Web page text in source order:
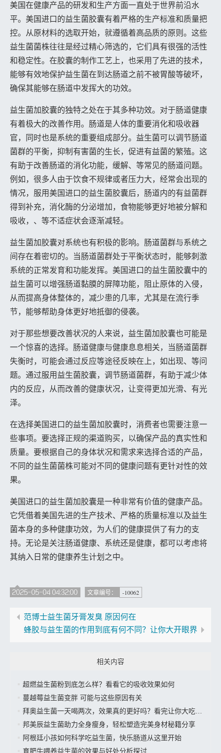
美国在健康产品的研发和生产方面一直处于世界前沿水
平。美国进口的益生菌胶囊有着严格的生产标准和质量把
控。从原材料的选取开始，就遵循着高品质的原则。这些
益生菌菌株往往是经过精心筛选的，它们具有很强的活性
和稳定性。在胶囊的制作工艺上，也采用了先进的技术，
能够有效地保护益生菌在到达肠道之前不被胃酸等破坏，
确保其能够在肠道中发挥大的功效。
益生菌加胶囊的独特之处在于其多种功效。对于肠道健康
有着极大的改善作用。肠道是人体的重要消化和吸收器
官，同时也是系统的重要组成部分。益生菌可以调节肠道
菌群的平衡，抑制有害菌的生长，促进有益菌的繁殖。这
有助于改善肠道的消化功能，缓解、等常见的肠道问题。
例如，很多人由于饮食不规律或者压力大，经常会出现的
情况，服用美国进口的益生菌胶囊后，肠道内的有益菌群
得到补充，消化酶的分泌增加，食物能够更好地被分解和
吸收，、等不适症状会逐渐减轻。
益生菌加胶囊对系统也有积极的影响。肠道菌群与系统之
间存在着密切的。当肠道菌群处于平衡状态时，能够刺激
系统的正常发育和功能发挥。美国进口的益生菌胶囊中的
益生菌可以增强肠道黏膜的屏障功能，阻止原体的入侵，
从而提高身体整体的，减少患的几率，尤其是在流行季
节，能够帮助身体更好地抵御的侵袭。
对于那些想要改善状况的人来说，益生菌加胶囊也可能是
一个惊喜的选择。肠道健康与健康息息相关，当肠道菌群
失衡时，可能会通过反应等途径反映在上，如出现、等问
题。通过服用益生菌胶囊，调节肠道菌群，有助于减少体
内的反应，从而改善的健康状况，让变得更加光滑、有光
泽。
在选择美国进口的益生菌加胶囊时，消费者也需要注意一
些事项。要选择正规的渠道购买，以确保产品的真实性和
质量。要根据自己的身体状况和需求来选择合适的产品，
不同的益生菌菌株可能对不同的健康问题有更针对性的效
果。
美国进口的益生菌加胶囊是一种非常有价值的健康产品。
它凭借着美国先进的生产技术、严格的质量标准以及益生
菌本身的多种健康功效，为人们的健康提供了有力的支
持。无论是关注肠道健康、系统还是健康，都可以考虑将
其纳入日常的健康养生计划之中。
2025-05-04 04:32:00 文章编号： -10062
范博士益生菌牙膏发臭 原因何在
蜂胶与益生菌的作用到底有何不同？让你大开眼界
相关内容
超燃益生菌粉到底怎么样？看看它的吸收效果如何
蔓越莓益生菌变胖 可能与这些原因有关
拜奥益生菌一天喝两次，效果真的更好吗？看完让你大吃一惊
邦美辰益生菌助力全身瘦身，轻松塑造完美身材秘籍分享
阿根廷小孩如何科学吃益生菌，快乐肠道从这里开始
育肥牛喂养益生菌的效果与好处分析探讨